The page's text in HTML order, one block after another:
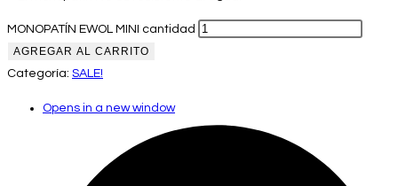
MONOPATÍN EWOL MINI cantidad
AGREGAR AL CARRITO
Categoría: SALE!
Opens in a new window